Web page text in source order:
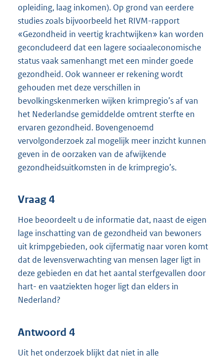
opleiding, laag inkomen). Op grond van eerdere
studies zoals bijvoorbeeld het RIVM-rapport
«Gezondheid in veertig krachtwijken» kan worden
geconcludeerd dat een lagere sociaaleconomische
status vaak samenhangt met een minder goede
gezondheid. Ook wanneer er rekening wordt
gehouden met deze verschillen in
bevolkingskenmerken wijken krimpregio’s af van
het Nederlandse gemiddelde omtrent sterfte en
ervaren gezondheid. Bovengenoemd
vervolgonderzoek zal mogelijk meer inzicht kunnen
geven in de oorzaken van de afwijkende
gezondheidsuitkomsten in de krimpregio’s.
Vraag 4
Hoe beoordeelt u de informatie dat, naast de eigen
lage inschatting van de gezondheid van bewoners
uit krimpgebieden, ook cijfermatig naar voren komt
dat de levensverwachting van mensen lager ligt in
deze gebieden en dat het aantal sterfgevallen door
hart- en vaatziekten hoger ligt dan elders in
Nederland?
Antwoord 4
Uit het onderzoek blijkt dat niet in alle